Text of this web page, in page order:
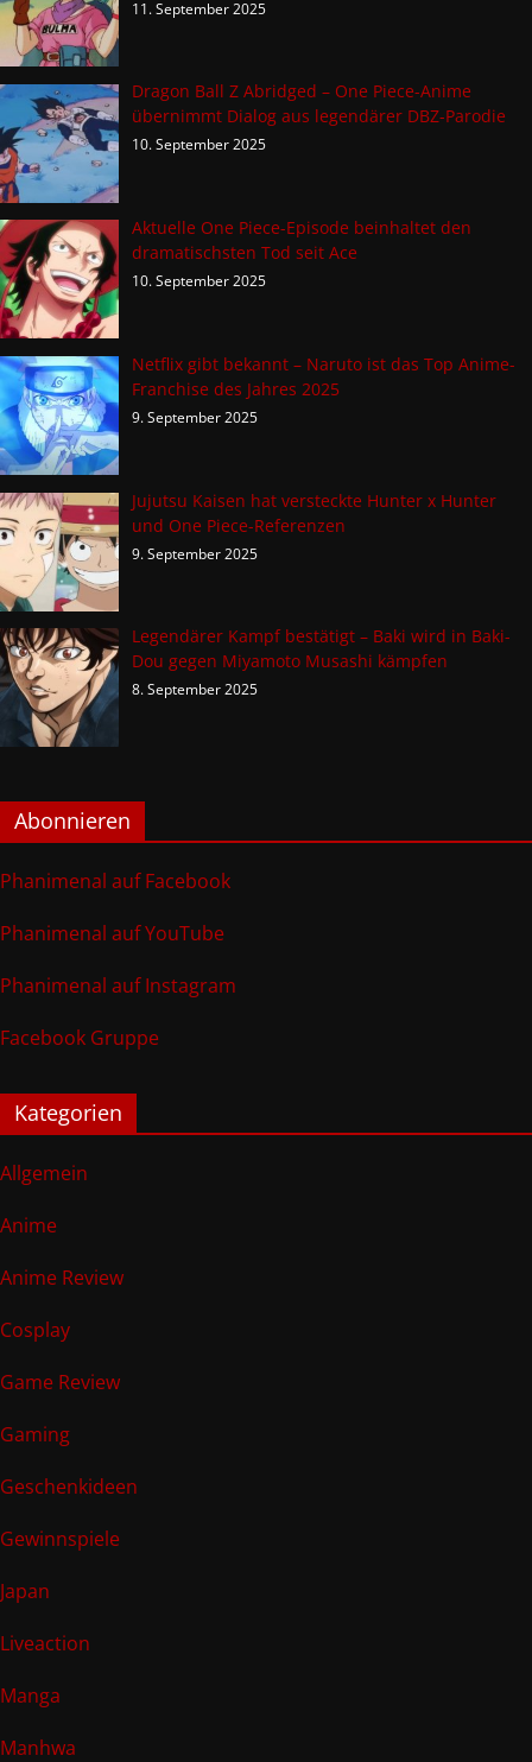
11. September 2025
Dragon Ball Z Abridged – One Piece-Anime
übernimmt Dialog aus legendärer DBZ-Parodie
10. September 2025
Aktuelle One Piece-Episode beinhaltet den
dramatischsten Tod seit Ace
10. September 2025
Netflix gibt bekannt – Naruto ist das Top Anime-
Franchise des Jahres 2025
9. September 2025
Jujutsu Kaisen hat versteckte Hunter x Hunter
und One Piece-Referenzen
9. September 2025
Legendärer Kampf bestätigt – Baki wird in Baki-
Dou gegen Miyamoto Musashi kämpfen
8. September 2025
Abonnieren
Phanimenal auf Facebook
Phanimenal auf YouTube
Phanimenal auf Instagram
Facebook Gruppe
Kategorien
Allgemein
Anime
Anime Review
Cosplay
Game Review
Gaming
Geschenkideen
Gewinnspiele
Japan
Liveaction
Manga
Manhwa